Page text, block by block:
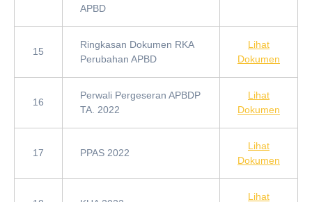
APBD
15
Ringkasan Dokumen RKA
Perubahan APBD
Lihat
Dokumen
16
Perwali Pergeseran APBDP
TA. 2022
Lihat
Dokumen
17 PPAS 2022
Lihat
Dokumen
Lihat